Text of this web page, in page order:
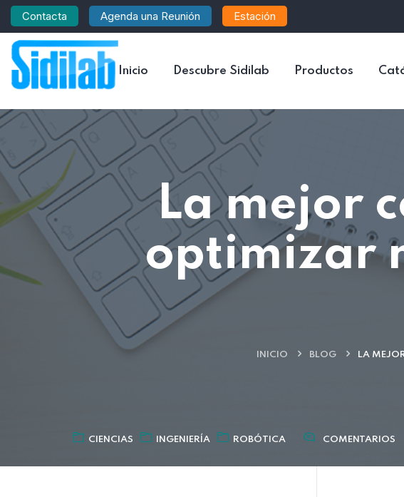
Contacta Agenda una Reunión Estación
Inicio Descubre Sidilab Productos
La mejor
optimizar
INICIO BLOG LA
CIENCIAS INGENIERÍA ROBÓTICA COMENTARIOS